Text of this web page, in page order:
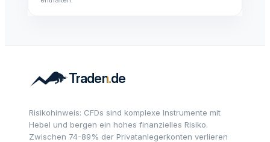
Risikohinweis: CFDs sind komplexe Instrumente mit
Hebel und bergen ein hohes finanzielles Risiko.
Zwischen 74-89% der Privatanlegerkonten verlieren